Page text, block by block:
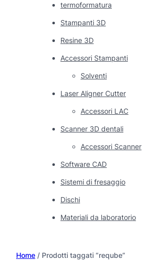
termoformatura
Stampanti 3D
Resine 3D
Accessori Stampanti
Solventi
Laser Aligner Cutter
Accessori LAC
Scanner 3D dentali
Accessori Scanner
Software CAD
Sistemi di fresaggio
Dischi
Materiali da laboratorio
Home / Prodotti taggati “reqube”